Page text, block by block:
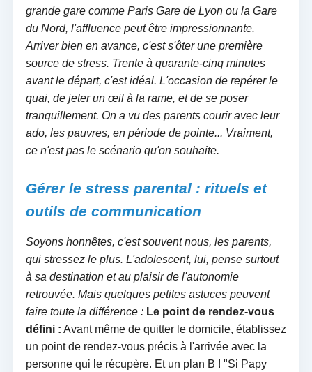
grande gare comme Paris Gare de Lyon ou la Gare
du Nord, l'affluence peut être impressionnante.
Arriver bien en avance, c'est s'ôter une première
source de stress. Trente à quarante-cinq minutes
avant le départ, c'est idéal. L'occasion de repérer le
quai, de jeter un œil à la rame, et de se poser
tranquillement. On a vu des parents courir avec leur
ado, les pauvres, en période de pointe... Vraiment,
ce n'est pas le scénario qu'on souhaite.
Gérer le stress parental : rituels et
outils de communication
Soyons honnêtes, c'est souvent nous, les parents,
qui stressez le plus. L'adolescent, lui, pense surtout
à sa destination et au plaisir de l'autonomie
retrouvée. Mais quelques petites astuces peuvent
faire toute la différence : Le point de rendez-vous
défini : Avant même de quitter le domicile, établissez
un point de rendez-vous précis à l'arrivée avec la
personne qui le récupère. Et un plan B ! "Si Papy